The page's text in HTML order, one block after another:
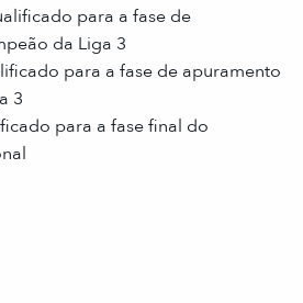
para a fase de
da Liga 3
para a fase de apuramento
3
para a fase final do